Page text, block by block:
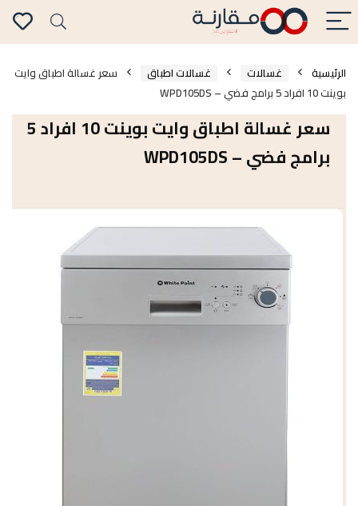
الرئيسية غسالات غسالات اطباق
سعر غسالة اطباق وايت
بوينت 10 افراد 5 برامج فضي – WPD105DS
سعر غسالة اطباق وايت بوينت 10 افراد 5
برامج فضي – WPD105DS